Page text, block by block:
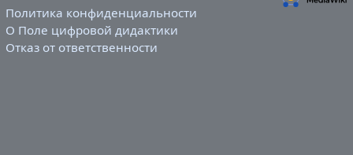
Политика конфиденциальности
О Поле цифровой дидактики
Отказ от ответственности